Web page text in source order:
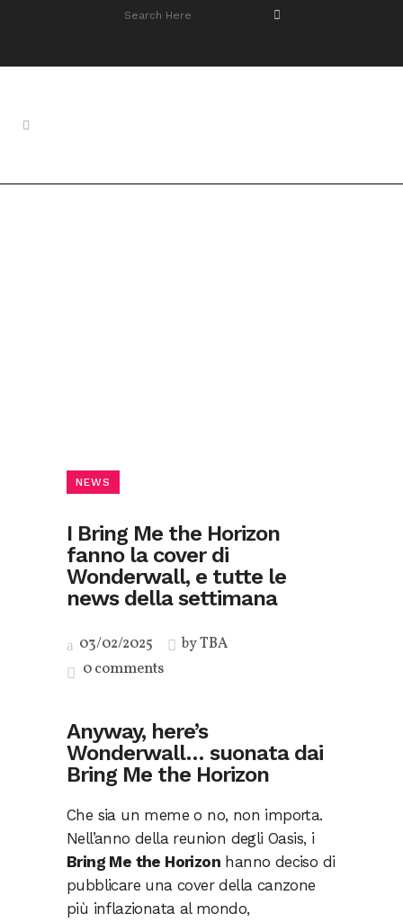
NEWS
I Bring Me the Horizon
fanno la cover di
Wonderwall, e tutte le
news della settimana
03/02/2025 byTBA
0 comments
Anyway, here’s
Wonderwall… suonata dai
Bring Me the Horizon
Che sia un meme o no, non importa.
Nell’anno della reunion degli Oasis, i
Bring Me the Horizon hanno deciso di
pubblicare una cover della canzone
più inflazionata al mondo,